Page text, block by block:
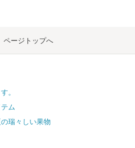
ページトップへ
。
ム
瑞々しい果物